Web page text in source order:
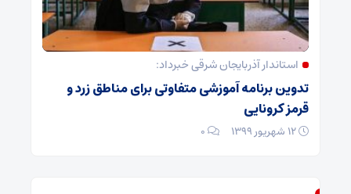
استاندار آذربایجان شرقی خبرداد:
تدوین برنامه آموزشی متفاوتی برای مناطق زرد و
قرمز کرونایی
۰